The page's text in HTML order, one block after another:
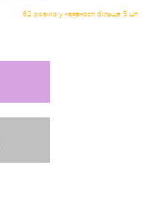
62 розмір у наявності більше 5 шт